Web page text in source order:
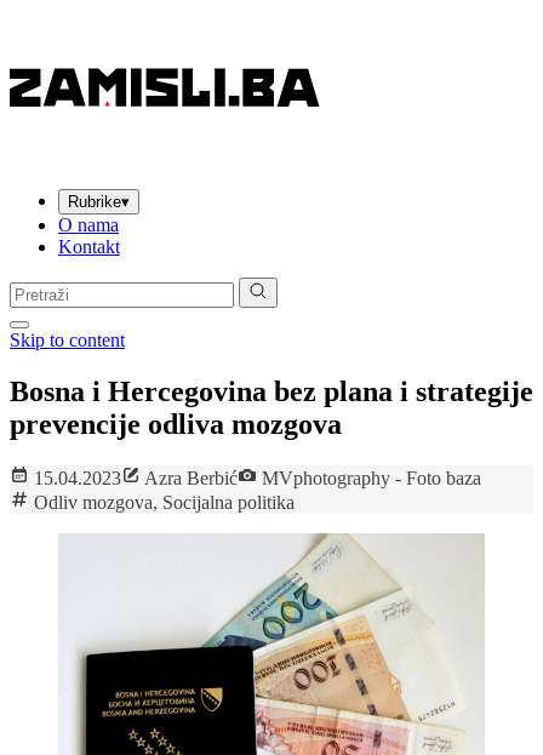
Rubrike▾
O nama
Kontakt
Pretraga:
Skip to content
Bosna i Hercegovina bez plana i strategije
prevencije odliva mozgova
15.04.2023 Azra Berbić
MVphotography - Foto baza
Odliv mozgova, Socijalna politika